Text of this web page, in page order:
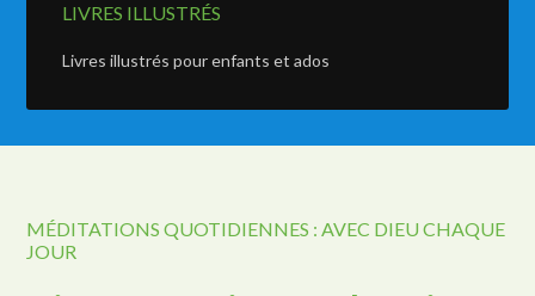
LIVRES ILLUSTRÉS
Livres illustrés pour enfants et ados
MÉDITATIONS QUOTIDIENNES : AVEC DIEU CHAQUE
JOUR